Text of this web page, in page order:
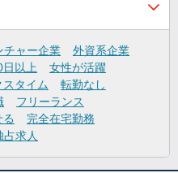
チャー企業
外資系企業
日以上
女性が活躍
スタイム
転勤なし
フリーランス
る
完全在宅勤務
占求人